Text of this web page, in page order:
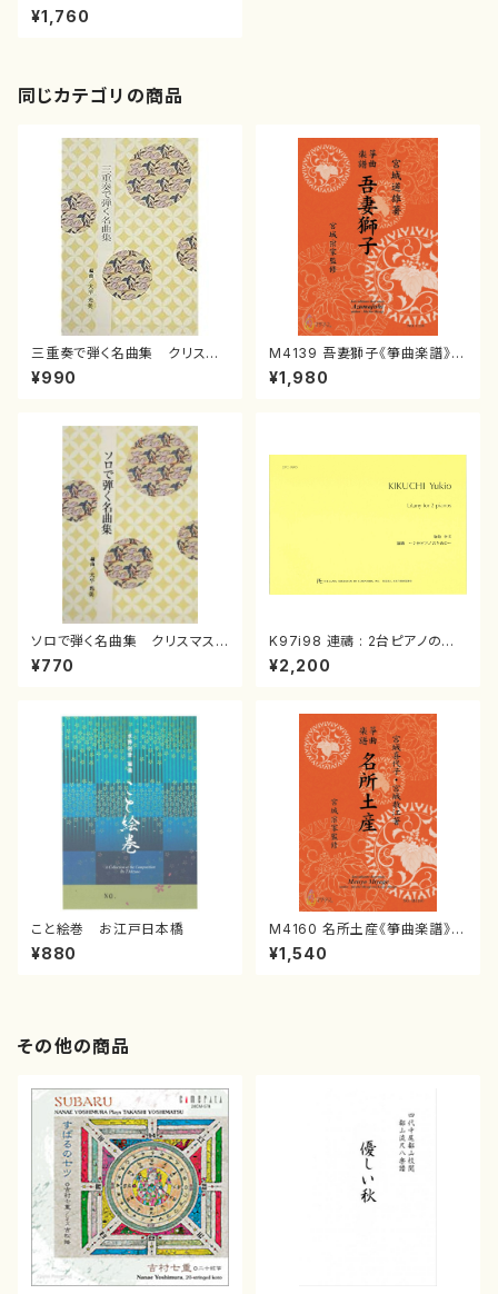
（バイオリン，クラリネット，チェ
ロ，打，ピアノ/野村誠/楽譜）
¥1,760
同じカテゴリの商品
三重奏で弾く名曲集 クリスマ
スメドレー( 箏2/大平光美 編
曲/楽譜）
¥990
M4139 吾妻獅子《箏曲楽譜》
（箏/宮城道雄著・宮城宗家監修/
箏曲古典楽譜）
¥1,980
ソロで弾く名曲集 クリスマス・
イブ／恋人がサンタクロース(
箏独奏 /大平光美 編曲/楽
¥770
K97i98 連禱 : 2台ピアノのた
めの（2 Pianos / 菊池 幸夫 /
楽譜）
¥2,200
こと絵巻 お江戸日本橋
¥880
M4160 名所土産《箏曲楽譜》
（箏/宮城喜代子・宮城数江著・
宮城宗家監修/箏曲古典楽譜）
¥1,540
その他の商品